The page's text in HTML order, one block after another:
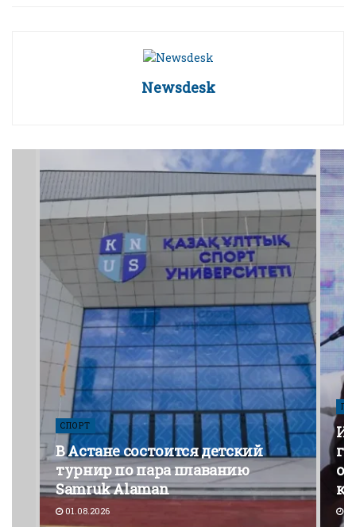
Newsdesk
СПОРТ
В Астане состоится детский
турнир по пара плаванию
Samruk Alaman
01.08.2026